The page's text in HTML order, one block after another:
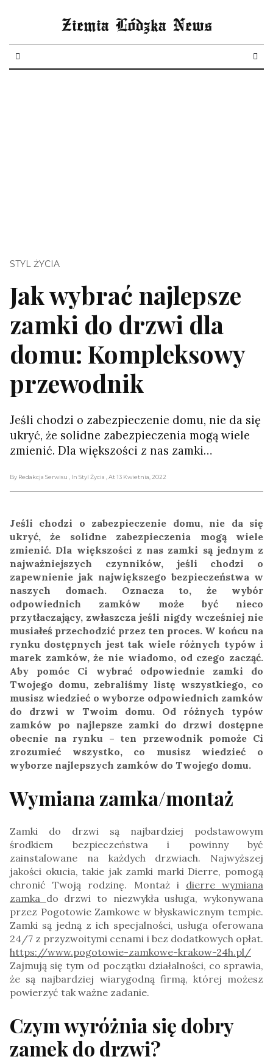
Ziemia Lódzka News
STYL ŻYCIA
Jak wybrać najlepsze
zamki do drzwi dla
domu: Kompleksowy
przewodnik
Jeśli chodzi o zabezpieczenie domu, nie da się
ukryć, że solidne zabezpieczenia mogą wiele
zmienić. Dla większości z nas zamki…
By Redakcja Serwisu , In Styl Życia , At 13 Kwietnia, 2022
Jeśli chodzi o zabezpieczenie domu, nie da się
ukryć, że solidne zabezpieczenia mogą wiele
zmienić. Dla większości z nas zamki są jednym z
najważniejszych czynników, jeśli chodzi o
zapewnienie jak największego bezpieczeństwa w
naszych domach. Oznacza to, że wybór
odpowiednich zamków może być nieco
przytłaczający, zwłaszcza jeśli nigdy wcześniej nie
musiałeś przechodzić przez ten proces. W końcu na
rynku dostępnych jest tak wiele różnych typów i
marek zamków, że nie wiadomo, od czego zacząć.
Aby pomóc Ci wybrać odpowiednie zamki do
Twojego domu, zebraliśmy listę wszystkiego, co
musisz wiedzieć o wyborze odpowiednich zamków
do drzwi w Twoim domu. Od różnych typów
zamków po najlepsze zamki do drzwi dostępne
obecnie na rynku – ten przewodnik pomoże Ci
zrozumieć wszystko, co musisz wiedzieć o
wyborze najlepszych zamków do Twojego domu.
​Wymiana zamka/montaż
Zamki do drzwi są najbardziej podstawowym
środkiem bezpieczeństwa i powinny być
zainstalowane na każdych drzwiach. Najwyższej
jakości okucia, takie jak zamki marki Dierre, pomogą
chronić Twoją rodzinę. Montaż i dierre wymiana
zamka do drzwi to niezwykła usługa, wykonywana
przez Pogotowie Zamkowe w błyskawicznym tempie.
Zamki są jedną z ich specjalności, usługa oferowana
24/7 z przyzwoitymi cenami i bez dodatkowych opłat.
https://www.pogotowie-zamkowe-krakow-24h.pl/
Zajmują się tym od początku działalności, co sprawia,
że są najbardziej wiarygodną firmą, której możesz
powierzyć tak ważne zadanie.
​Czym wyróżnia się dobry
zamek do drzwi?